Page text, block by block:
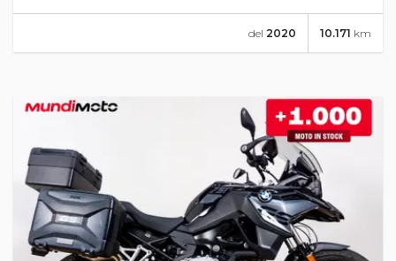
10.171 km
del 2020